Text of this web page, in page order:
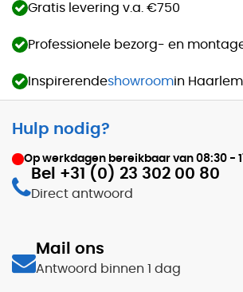
Gratis levering v.a. €750
Professionele bezorg- en
Inspirerendeshowroomin Haarlem
Hulp nodig?
Op werkdagen bereikbaar van 08:30 -
Bel +31 (0) 23 302 00 80
Direct antwoord
Mail ons
Antwoord binnen 1 dag